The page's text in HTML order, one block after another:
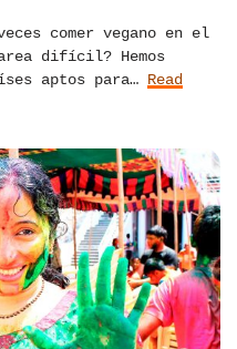
comer vegano en el
difícil? Hemos
aptos para… Read